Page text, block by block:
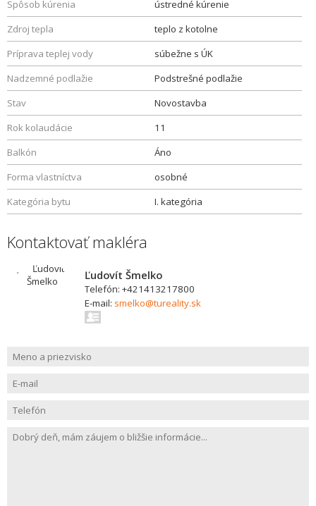
Spôsob kúrenia
ústredné kúrenie
Zdroj tepla
teplo z kotolne
Príprava teplej vody
súbežne s ÚK
Nadzemné podlažie
Podstrešné podlažie
Stav
Novostavba
Rok kolaudácie
11
Balkón
Áno
Forma vlastníctva
osobné
Kategória bytu
I. kategória
Kontaktovať makléra
Ľudovít Šmelko
Telefón: +421413217800
E-mail: smelko@tureality.sk